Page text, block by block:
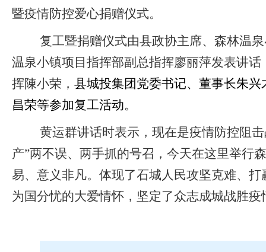
城app
暨疫情防控爱心捐赠仪式。
复工暨捐赠仪式由县政协主席、森林温
温泉小镇项目指挥部副总指挥廖丽萍发表讲
挥陳小荣， 县城投集团党委书记、董事长朱
昌荣等参加复工活动。
黄运群讲话时表示，现在是疫情防控阻
产”两不误、两手抓的号召，今天在这里举行
易、意义非凡。体现了石城人民攻坚克难、
为国分忧的大爱情怀，坚定了众志成城战胜